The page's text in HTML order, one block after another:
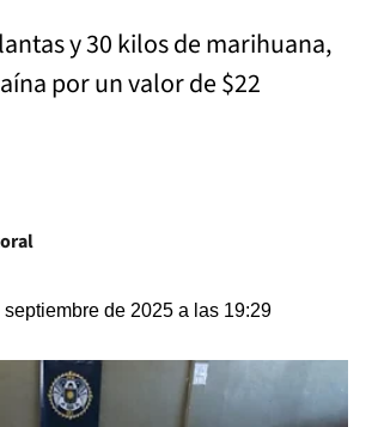
y 30 kilos de marihuana,
por un valor de $22
septiembre de 2025 a las 19:29